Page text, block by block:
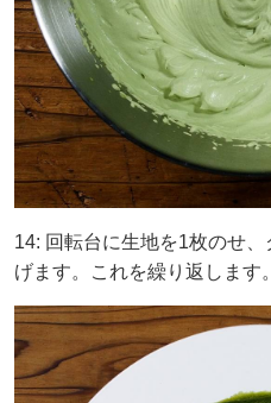
14: 回転台に生地を1枚のせ
げます。これを繰り返します。